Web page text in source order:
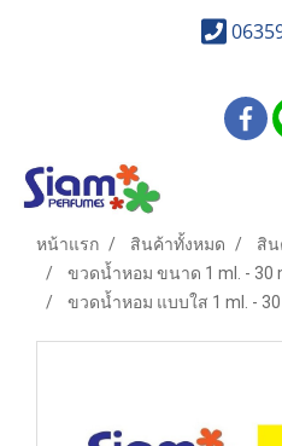
หน้าแรก สินค้าทั้งหมด
สิน
ขวดน้ำหอม ขนาด 1 ml. - 30
ขวดน้ำหอม แบบใส 1 ml. - 30